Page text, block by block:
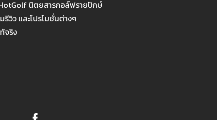
HotGolf นิตยสารกอล์ฟรายปักษ์
วิว และโปรโมชั่นต่างๆ
จริง